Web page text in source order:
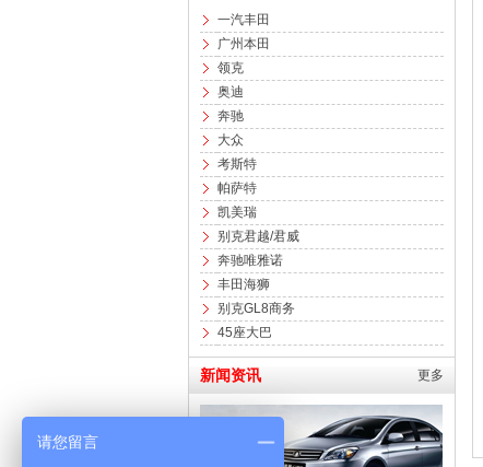
一汽丰田
广州本田
领克
奥迪
奔驰
大众
考斯特
帕萨特
凯美瑞
别克君越/君威
奔驰唯雅诺
丰田海狮
别克GL8商务
45座大巴
新闻资讯 更多
请您留言